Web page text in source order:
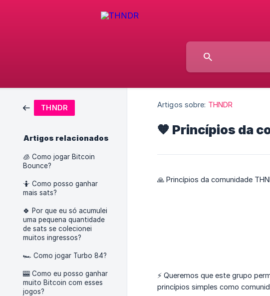
THNDR
Artigos relacionados
🧊 Como jogar Bitcoin
Bounce?
🤷 Como posso ganhar
mais sats?
🍀 Por que eu só acumulei
uma pequena quantidade
de sats se colecionei
muitos ingressos?
🏎️ Como jogar Turbo 84?
🎰 Como eu posso ganhar
muito Bitcoin com esses
jogos?
Artigos sobre: THNDR
🧡 Princípios da
🙏 Princípios da comunidade
⚡️ Queremos que este grupo
princípios simples como